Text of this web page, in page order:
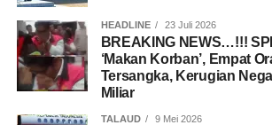
HEADLINE 23 Juli 2026
BREAKING NEWS…!!!
‘Makan Korban’, Empat
Tersangka, Kerugian
Miliar
TALAUD 9 Mei 2026